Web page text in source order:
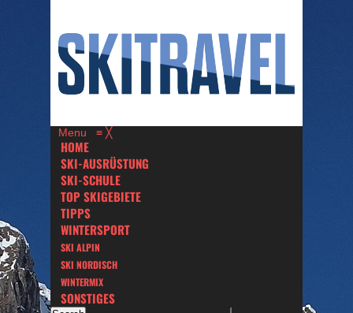
Menu ≡ ╳
HOME
SKI-AUSRÜSTUNG
SKI-SCHULE
TOP SKIGEBIETE
TIPPS
WINTERSPORT
SKI ALPIN
SKI NORDISCH
WINTERMIX
SONSTIGES